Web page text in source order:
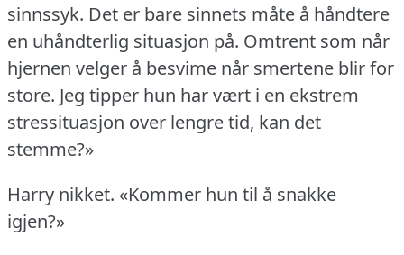
sinnssyk. Det er bare sinnets måte å håndtere
en uhåndterlig situasjon på. Omtrent som når
hjernen velger å besvime når smertene blir for
store. Jeg tipper hun har vært i en ekstrem
stressituasjon over lengre tid, kan det
stemme?»
Harry nikket. «Kommer hun til å snakke
igjen?»